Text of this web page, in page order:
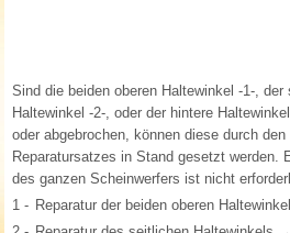
Sind die beiden oberen Haltewinkel -1-, der
Haltewinkel -2-, oder der hintere
oder abgebrochen, können diese durch
Reparatursatzes in Stand gesetzt werden.
des ganzen Scheinwerfers ist nicht
1 - Reparatur der beiden oberen